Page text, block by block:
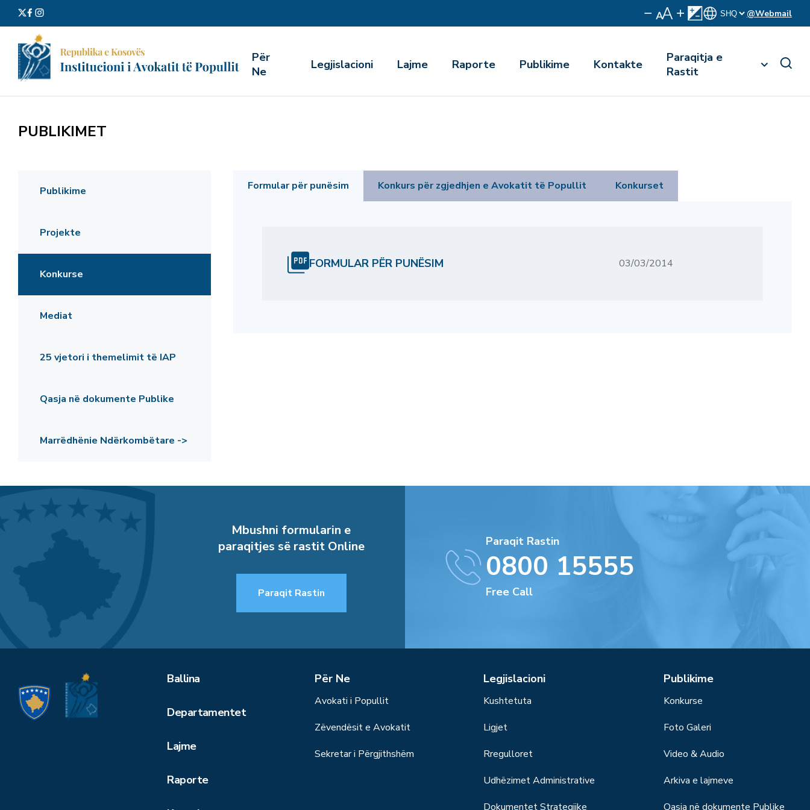
@Webmail
Për
Ne
Legjislacioni Lajme Raporte Publikime Kontakte
Paraqitja e
Rastit
PUBLIKIMET
Publikime
Projekte
Konkurse
Mediat
25 vjetori i themelimit të IAP
Qasja në dokumente Publike
Marrëdhënie Ndërkombëtare ->
Formular për punësim Konkurs për zgjedhjen e Avokatit të Popullit Konkurset
FORMULAR PËR PUNËSIM 03/03/2014
Mbushni formularin e
paraqitjes së rastit Online
Paraqit Rastin
Paraqit Rastin
0800 15555
Free Call
Ballina
Departamentet
Lajme
Raporte
Për Ne
Avokati i Popullit
Zëvendësit e Avokatit
Sekretar i Përgjithshëm
Legjislacioni
Kushtetuta
Ligjet
Rregulloret
Udhëzimet Administrative
Dokumentet Strategjike
Publikime
Konkurse
Foto Galeri
Video & Audio
Arkiva e lajmeve
Qasja në dokumente Publike